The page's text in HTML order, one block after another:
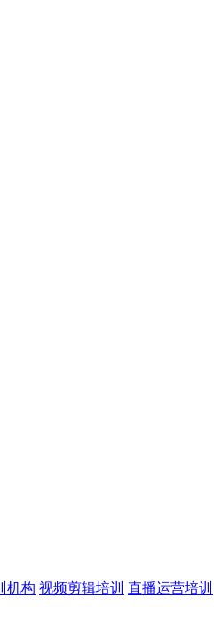
机构 视频剪辑培训 直播运营培训